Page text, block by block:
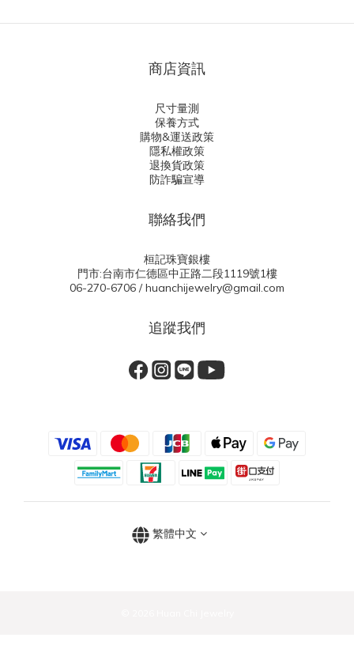
商店資訊
尺寸量測
保養方式
購物&運送政策
隱私權政策
退換貨政策
防詐騙宣導
聯絡我們
桓記珠寶銀樓
門市:台南市仁德區中正路二段1119號1樓
06-270-6706 / huanchijewelry@gmail.com
追蹤我們
繁體中文